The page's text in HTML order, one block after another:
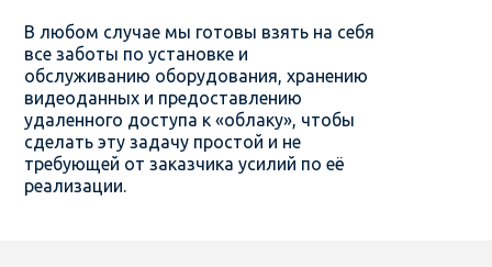
В любом случае мы готовы взять на себя
все заботы по установке и
обслуживанию оборудования, хранению
видеоданных и предоставлению
удаленного доступа к «облаку», чтобы
сделать эту задачу простой и не
требующей от заказчика усилий по её
реализации.